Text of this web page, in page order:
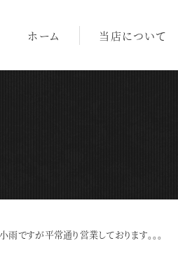
ホーム 当店について
小雨ですが平常通り営業しております。。。